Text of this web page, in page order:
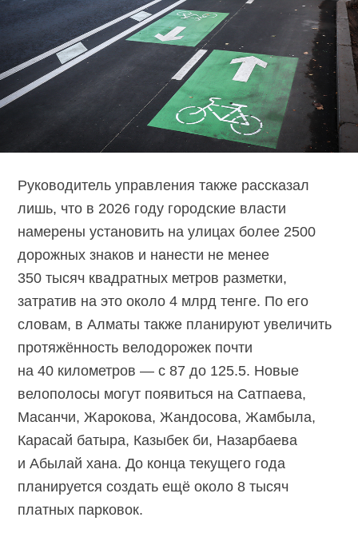
Руководитель управления также рассказал
лишь, что в 2026 году городские власти
намерены установить на улицах более 2500
дорожных знаков и нанести не менее
350 тысяч квадратных метров разметки,
затратив на это около 4 млрд тенге. По его
словам, в Алматы также планируют увеличить
протяжённость велодорожек почти
на 40 километров — с 87 до 125.5. Новые
велополосы могут появиться на Сатпаева,
Масанчи, Жарокова, Жандосова, Жамбыла,
Карасай батыра, Казыбек би, Назарбаева
и Абылай хана. До конца текущего года
планируется создать ещё около 8 тысяч
платных парковок.